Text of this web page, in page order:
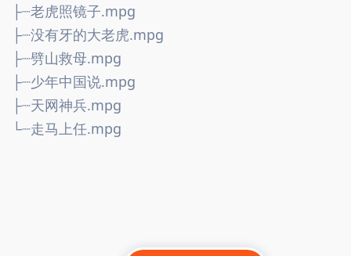
├┈老虎照镜子.mpg
├┈没有牙的大老虎.mpg
├┈劈山救母.mpg
├┈少年中国说.mpg
├┈天网神兵.mpg
└┈走马上任.mpg